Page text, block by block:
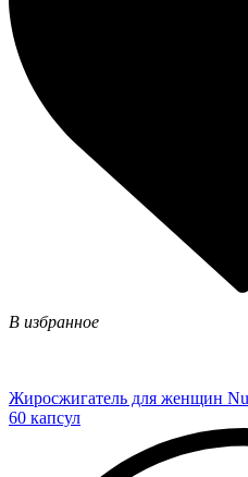
В избранное
Жиросжигатель для женщин
60 капсул